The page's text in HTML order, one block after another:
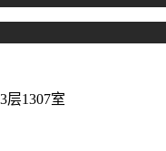
层1307室